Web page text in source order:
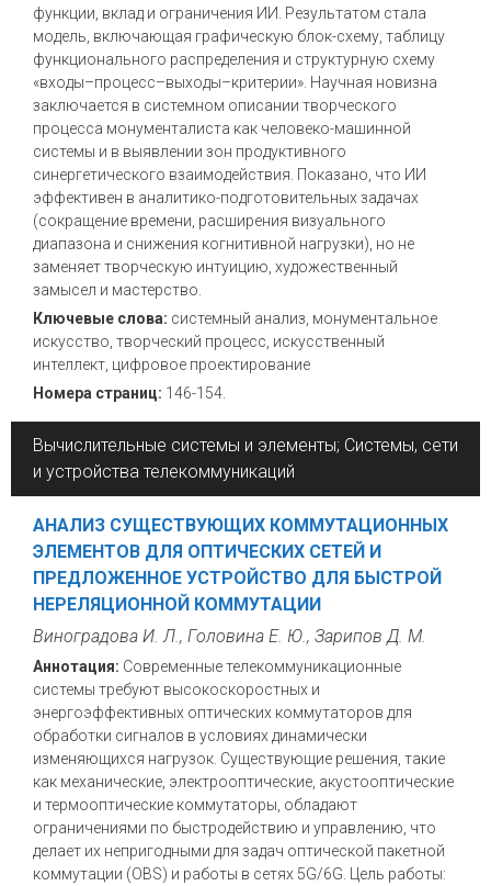
функции, вклад и ограничения ИИ. Результатом стала
модель, включающая графическую блок-схему, таблицу
функционального распределения и структурную схему
«входы–процесс–выходы–критерии». Научная новизна
заключается в системном описании творческого
процесса монументалиста как человеко-машинной
системы и в выявлении зон продуктивного
синергетического взаимодействия. Показано, что ИИ
эффективен в аналитико-подготовительных задачах
(сокращение времени, расширения визуального
диапазона и снижения когнитивной нагрузки), но не
заменяет творческую интуицию, художественный
замысел и мастерство.
Ключевые слова: системный анализ, монументальное
искусство, творческий процесс, искусственный
интеллект, цифровое проектирование
Номера страниц: 146-154.
Вычислительные системы и элементы; Системы, сети
и устройства телекоммуникаций
АНАЛИЗ СУЩЕСТВУЮЩИХ КОММУТАЦИОННЫХ
ЭЛЕМЕНТОВ ДЛЯ ОПТИЧЕСКИХ СЕТЕЙ И
ПРЕДЛОЖЕННОЕ УСТРОЙСТВО ДЛЯ БЫСТРОЙ
НЕРЕЛЯЦИОННОЙ КОММУТАЦИИ
Виноградова И. Л., Головина Е. Ю., Зарипов Д. М.
Аннотация: Современные телекоммуникационные
системы требуют высокоскоростных и
энергоэффективных оптических коммутаторов для
обработки сигналов в условиях динамически
изменяющихся нагрузок. Существующие решения, такие
как механические, электрооптические, акустооптические
и термооптические коммутаторы, обладают
ограничениями по быстродействию и управлению, что
делает их непригодными для задач оптической пакетной
коммутации (OBS) и работы в сетях 5G/6G. Цель работы: